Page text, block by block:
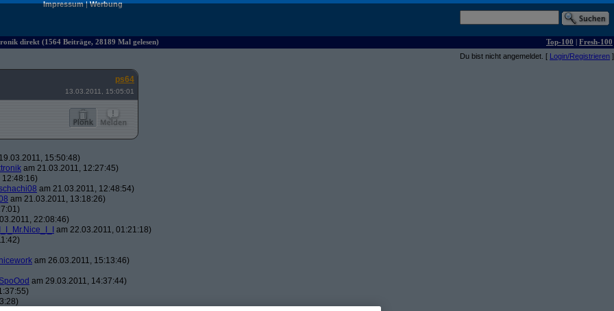
Impressum|Werbung
direkt (1564 Beiträge, 28189 Mal gelesen) Top-100 | Fresh-100
Du bist nicht angemeldet. [ Login/Registrieren ]
ps64
13.03.2011, 15:05:01
15:50:48)
am 21.03.2011, 12:27:45)
12:48:16)
am 21.03.2011, 12:48:54)
am 21.03.2011, 13:18:26)
22:08:46)
I_I_Mr.Nice_I_I
am 22.03.2011, 01:21:18)
nicework am 26.03.2011, 15:13:46)
SpoOod am 29.03.2011, 14:37:44)